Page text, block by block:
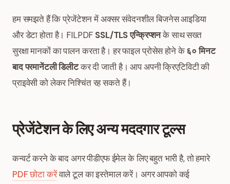
हम समझते हैं कि प्रेजेंटेशन में अक्सर संवेदनशील बिजनेस आइडिया
और डेटा होता है। FILPDF SSL/TLS एन्क्रिप्शनके साथ सख्त
सुरक्षा मानकों का पालन करता है। हर फाइल प्रोसेस होने के६० मिनट
बाद परमानेंटली डिलीटकर दी जाती है। आप अपनी क्रिएटिविटी की
प्राइवेसी को लेकर निश्चिंत रह सकते हैं।
प्रेजेंटेशन के लिए अन्य मददगार टूल्स
कन्वर्ट करने के बाद अगर पीडीएफ ईमेल के लिए बहुत भारी है, तो हमारे
PDF छोटा करेंवाले टूल का इस्तेमाल करें। अगर आपको कई